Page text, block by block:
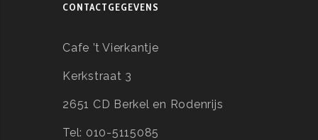
CONTACTGEGEVENS
Cafe ’t Vierkantje
Kerkstraat 3
2651 CD Berkel en Rodenrijs
Tel: 010-5115085